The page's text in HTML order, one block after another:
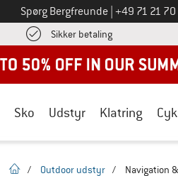
Spørg Bergfreunde Ring til os på
+49 71 21 70
Sikker betalingFind
Sko Udstyr Klatring
Hjemmeside
/ Outdoor udstyr / Navigation